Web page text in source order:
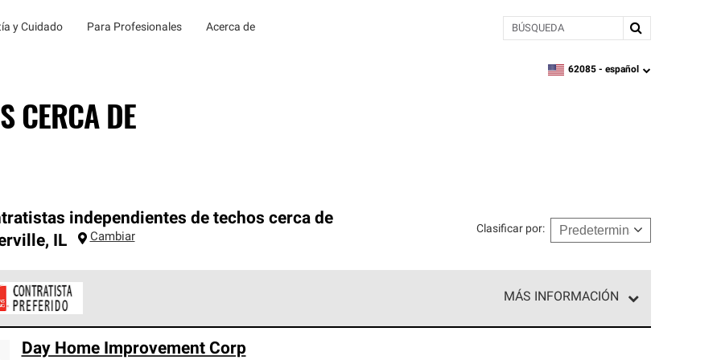
y Cuidado Para Profesionales Acerca de BÚSQUEDA
zipcode,language
62085 - español
CERCA DE
independientes de techos cerca de
, IL Cambiar
Clasificar por:
MÁS INFORMACIÓN
con altos estándares y requisitos estrictos de profesionalismo y confiabilidad.
Day Home Improvement Corp